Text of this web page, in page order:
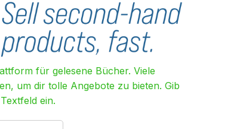
für gelesene Bücher. Viele
um dir tolle Angebote zu bieten. Gib
ein.